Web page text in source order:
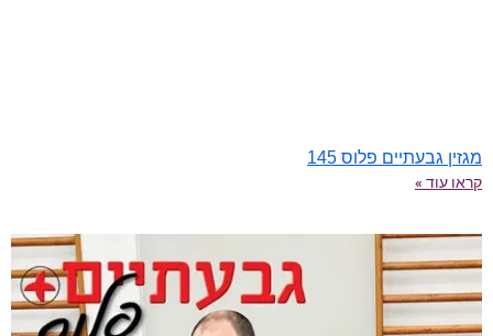
מגזין גבעתיים פלוס 145
קראו עוד »